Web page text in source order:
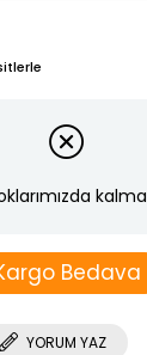
Bedava
YORUM YAZ